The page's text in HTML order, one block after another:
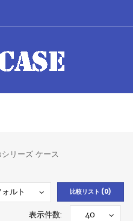
リーズ ケース
比較リスト (0)
表示件数: